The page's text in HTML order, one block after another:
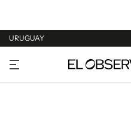
URUGUAY
URUGUAY
ARGENTINA